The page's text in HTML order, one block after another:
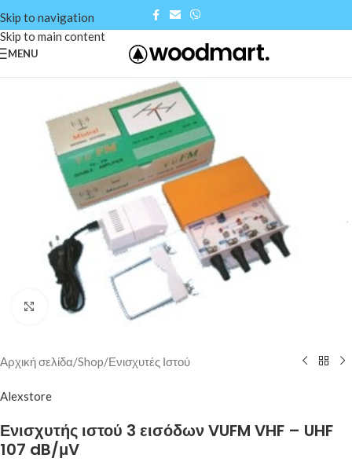
Skip to navigation
Skip to main content
MENU
Click to enlarge
Αρχική σελίδα/Shop/Ενισχυτές Ιστού
Alexstore
Ενισχυτής ιστού 3 εισόδων VUFM VHF – UHF
107 dB/μV